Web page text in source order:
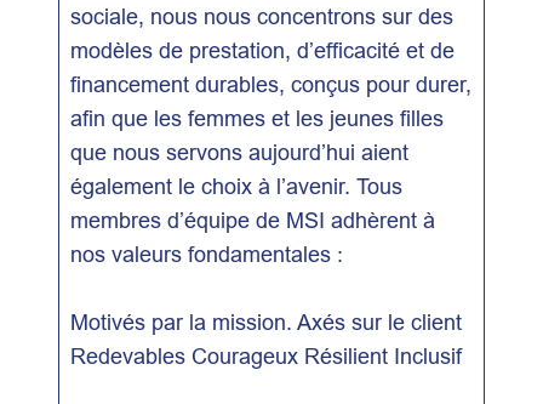
sociale, nous nous concentrons sur des
modèles de prestation, d’efficacité et de
financement durables, conçus pour durer,
afin que les femmes et les jeunes filles
que nous servons aujourd’hui aient
également le choix à l’avenir. Tous
membres d’équipe de MSI adhèrent à
nos valeurs fondamentales :
Motivés par la mission. Axés sur le client
Redevables Courageux Résilient Inclusif